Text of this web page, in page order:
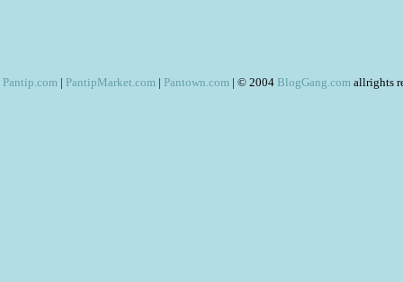
Pantip.com | PantipMarket.com | Pantown.com | © 2004 BlogGang.com allrights